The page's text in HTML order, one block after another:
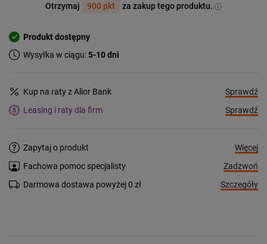
Otrzymaj 900 pkt za zakup tego produktu.
Produkt dostępny
Wysyłka w ciągu:5-10 dni
Kup na raty z Alior Bank
Sprawdź
Leasing i raty dla firm
Sprawdź
Zapytaj o produkt
Więcej
Fachowa pomoc specjalisty
Zadzwoń
Darmowa dostawa powyżej 0 zł
Szczegóły